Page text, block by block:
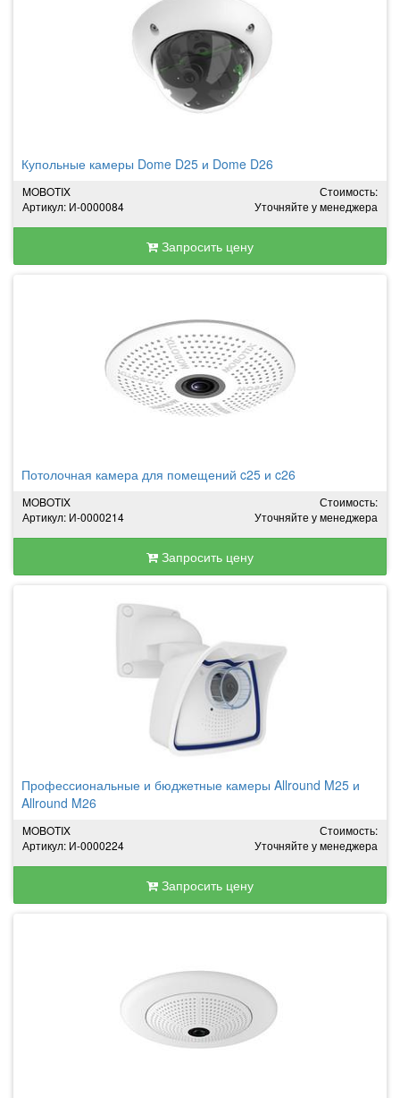
Купольные камеры Dome D25 и Dome D26
MOBOTIX
Артикул: И-0000084
Стоимость:
Уточняйте у менеджера
Запросить цену
Потолочная камера для помещений c25 и c26
MOBOTIX
Артикул: И-0000214
Стоимость:
Уточняйте у менеджера
Запросить цену
Профессиональные и бюджетные камеры Allround M25 и
Allround M26
MOBOTIX
Артикул: И-0000224
Стоимость:
Уточняйте у менеджера
Запросить цену